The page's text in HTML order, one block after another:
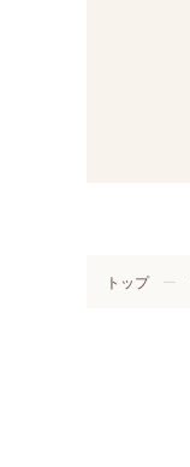
トップ